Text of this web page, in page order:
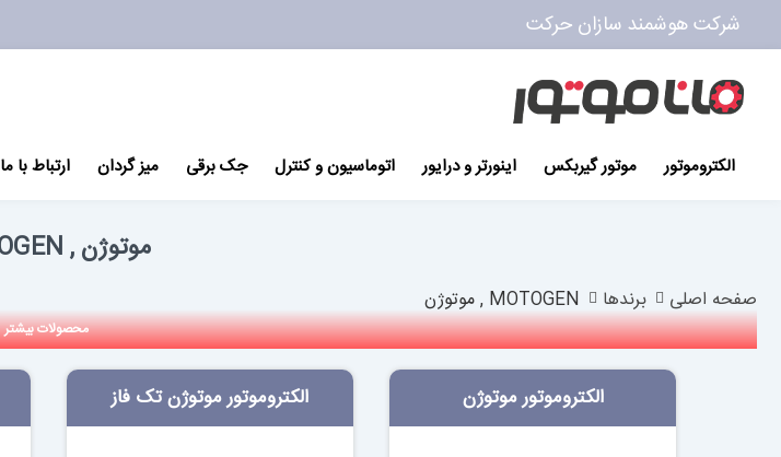
شرکت هوشمند سازان حرکت
به
محتوا
الکتروموتور موتور گیربکس اینورتر و درایور اتوماسیون و کنترل جک برقی میز گردان ارتباط با ما
MOTOGEN , موتوژن
صفحه اصلی برندها MOTOGEN , موتوژن
محصولات بیشتر
الکتروموتور موتوژن الکتروموتور موتوژن تک فاز